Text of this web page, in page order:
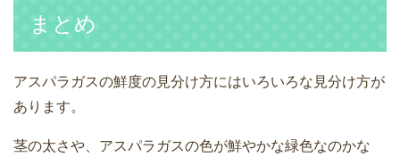
まとめ
アスパラガスの鮮度の見分け方にはいろいろな見分け方が
あります。
茎の太さや、アスパラガスの色が鮮やかな緑色なのかな